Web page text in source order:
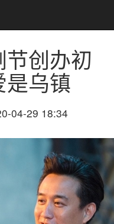
创办初
乌镇
04-29 18:34